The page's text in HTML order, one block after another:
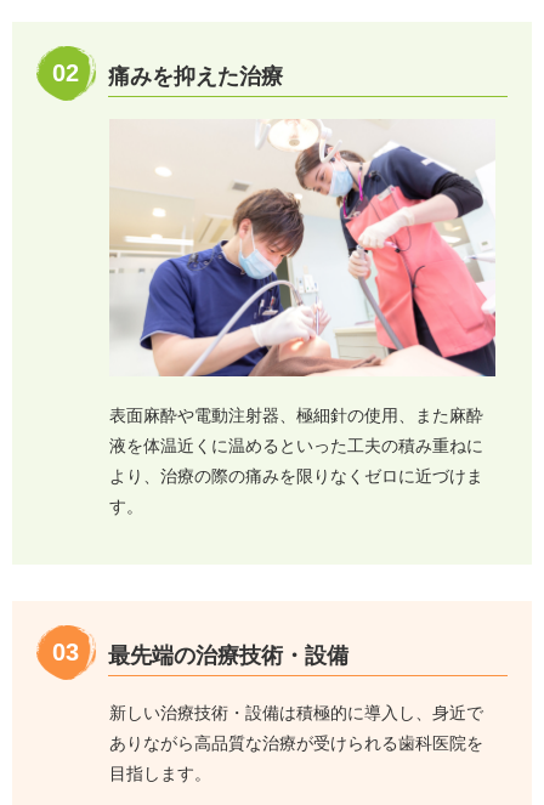
02 痛みを抑えた治療
表面麻酔や電動注射器、極細針の使用、また麻酔
液を体温近くに温めるといった工夫の積み重ねに
より、治療の際の痛みを限りなくゼロに近づけま
す。
03 最先端の治療技術・設備
新しい治療技術・設備は積極的に導入し、身近で
ありながら高品質な治療が受けられる歯科医院を
目指します。